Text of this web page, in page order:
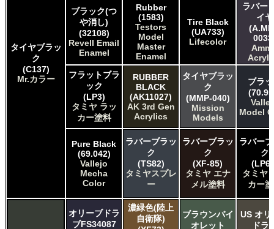
タイヤブラッ
ク
(C137)
Mr.カラー
ブラック(つ
や消し)
(32108)
Revell Email
Enamel
Rubber
(1583)
Testors
Model
Master
Enamel
Tire Black
(UA733)
Lifecolor
ラバー
イヤ
フラットブラ
ック
(LP3)
タミヤ ラッ
カー塗料
RUBBER
BLACK
(AK11027)
AK 3rd Gen
Acrylics
タイヤブラッ
ク
(MMP-040)
Mission
Models
ブラ
Model
Pure Black
(69.042)
Vallejo
Mecha
Color
ラバーブラッ
ク
(TS82)
タミヤスプレ
ー
ラバーブラッ
ク
(XF-85)
タミヤ エナ
メル塗料
ラバー
ク
タミヤ
カー
オリーブドラ
ブFS34087
濃緑色(陸上
自衛隊)
ブラウンバイ
オレット
US オリ
ドラ